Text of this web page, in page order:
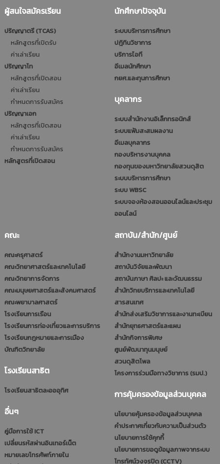
ผู้สนใจสมัครเรียน
ปริญญาตรี (TCAS)
หลักสูตรที่เปิดรับ
ค่าเล่าเรียน
ปริญญาโท
หลักสูตรที่เปิดสอน
ค่าเล่าเรียน
กำหนดการรับสมัคร
ปริญญาเอก
หลักสูตรที่เปิดสอน
ค่าเล่าเรียน
กำหนดการรับสมัคร
หลักสูตรที่เปิดสอน
นักศึกษาปัจจุบัน
ระบบบริหารการศึกษา
ปฎิทินวิชาการ
บริการไอที
อีเมลนักศึกษา
กยศ.และทุนการศึกษา
บุคลากร
ระบบสำนักงานอิเล็กทรอนิกส์
ระบบแฟ้มสะสมผลงาน
อีเมลบุคลากร
กองบริหารงานบุคคล
กองทุนของมหาวิทยาลัยสวนดุสิต
ระบบบริหารการศึกษา
ระบบ WBSC
ระบบจองห้องสอนออนไลน์และประชุม
ออนไลน์
คณะ
คณะครุศาสตร์
คณะวิทยาศาสตร์และเทคโนโลยี
คณะวิทยาการจัดการ
คณะมนุษยศาสตร์และสังคมศาสตร์
คณะพยาบาลศาสตร์
โรงเรียนการเรือน
โรงเรียนการท่องเที่ยวและการบริการ
โรงเรียนกฎหมายและการเมือง
บัณฑิตวิทยาลัย
โรงเรียนสาธิต
โรงเรียนสาธิตละอออุทิศ
อื่นๆ
คู่มือการใช้ ICT
เปลี่ยนรหัสผ่านอินเทอร์เน็ต
หมายเลขโทรศัพท์ภายใน
สถาบัน/สำนัก/ศูนย์
สำนักงานมหาวิทยาลัย
สถาบันวิจัยและพัฒนา
สถาบันภาษา ศิลปะ และวัฒนธรรม
สำนักวิทยบริการและเทคโนโลยี
สารสนเทศ
สำนักส่งเสริมวิชาการและงานทะเบียน
สำนักยุทธศาสตร์และแผน
สำนักกิจการพิเศษ
ศูนย์พัฒนาทุนมนุษย์
สวนดุสิตโพล
โครงการร่วมมือทางวิชาการ (รมป.)
การคุ้มครองข้อมูลส่วนบุคคล
นโยบายคุ้มครองข้อมูลส่วนบุคคล
คำประกาศเกี่ยวกับความเป็นส่วนตัว
นโยบายการใช้คุกกี้
นโยบายการขอดูข้อมูลภาพจากระบบ
โทรทัศน์วงจรปิด (CCTV)